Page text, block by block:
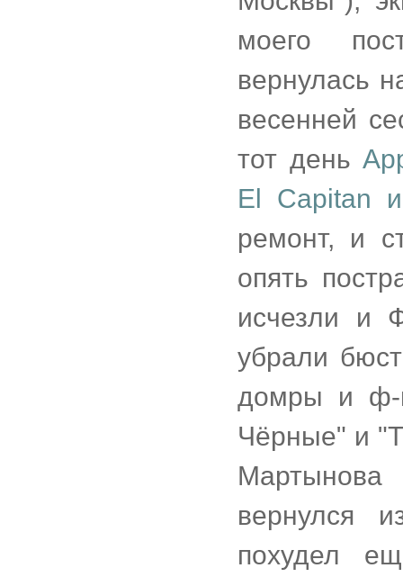
моего
вернулась
весенней
тот день
El Capitan и
ремонт, и
опять
исчезли и
убрали
домры и ф-
Чёрные" и
вернулся
похудел